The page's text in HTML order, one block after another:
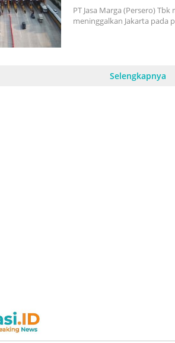
PT Jasa Marga (Persero)
meninggalkan Jakarta pada
Selengkapnya